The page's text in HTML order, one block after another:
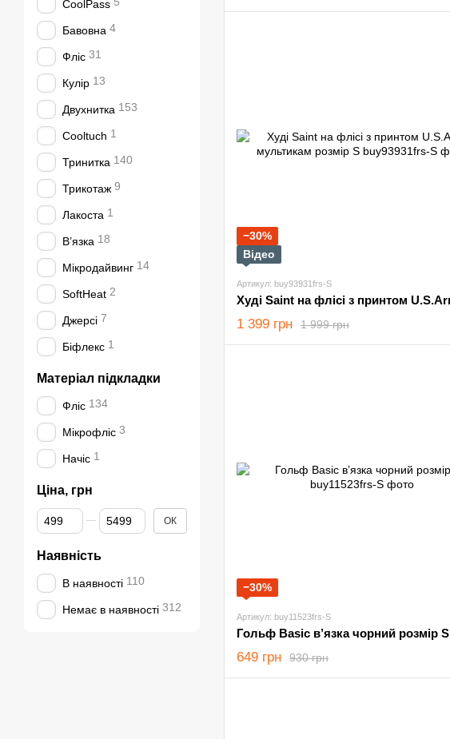
−30%
Відео
Артикул: buy93931frs-S
1 999 грн
1 399 грн
−30%
Артикул: buy11523frs-S
Гольф Basic в’язка чорний розмір S
930 грн
649 грн
CoolPass
Бавовна 4
Фліс 31
Кулір 13
Двухнитка 153
Cooltuch 1
Тринитка 140
Трикотаж 9
Лакоста 1
В’язка 18
Мікродайвинг 14
SoftHeat 2
Джерсі 7
Біфлекс 1
Матеріал підкладки
Фліс 134
Мікрофліс 3
Начіс 1
Ціна, грн
Від Ціна, грн
До Ціна, грн ОК
Наявність
В наявності 110
Немає в наявності 312